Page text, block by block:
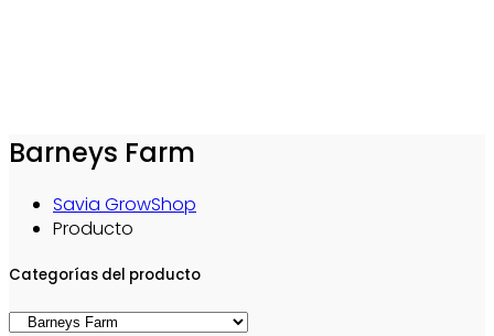
Barneys Farm
Savia GrowShop
Producto
Categorías del producto